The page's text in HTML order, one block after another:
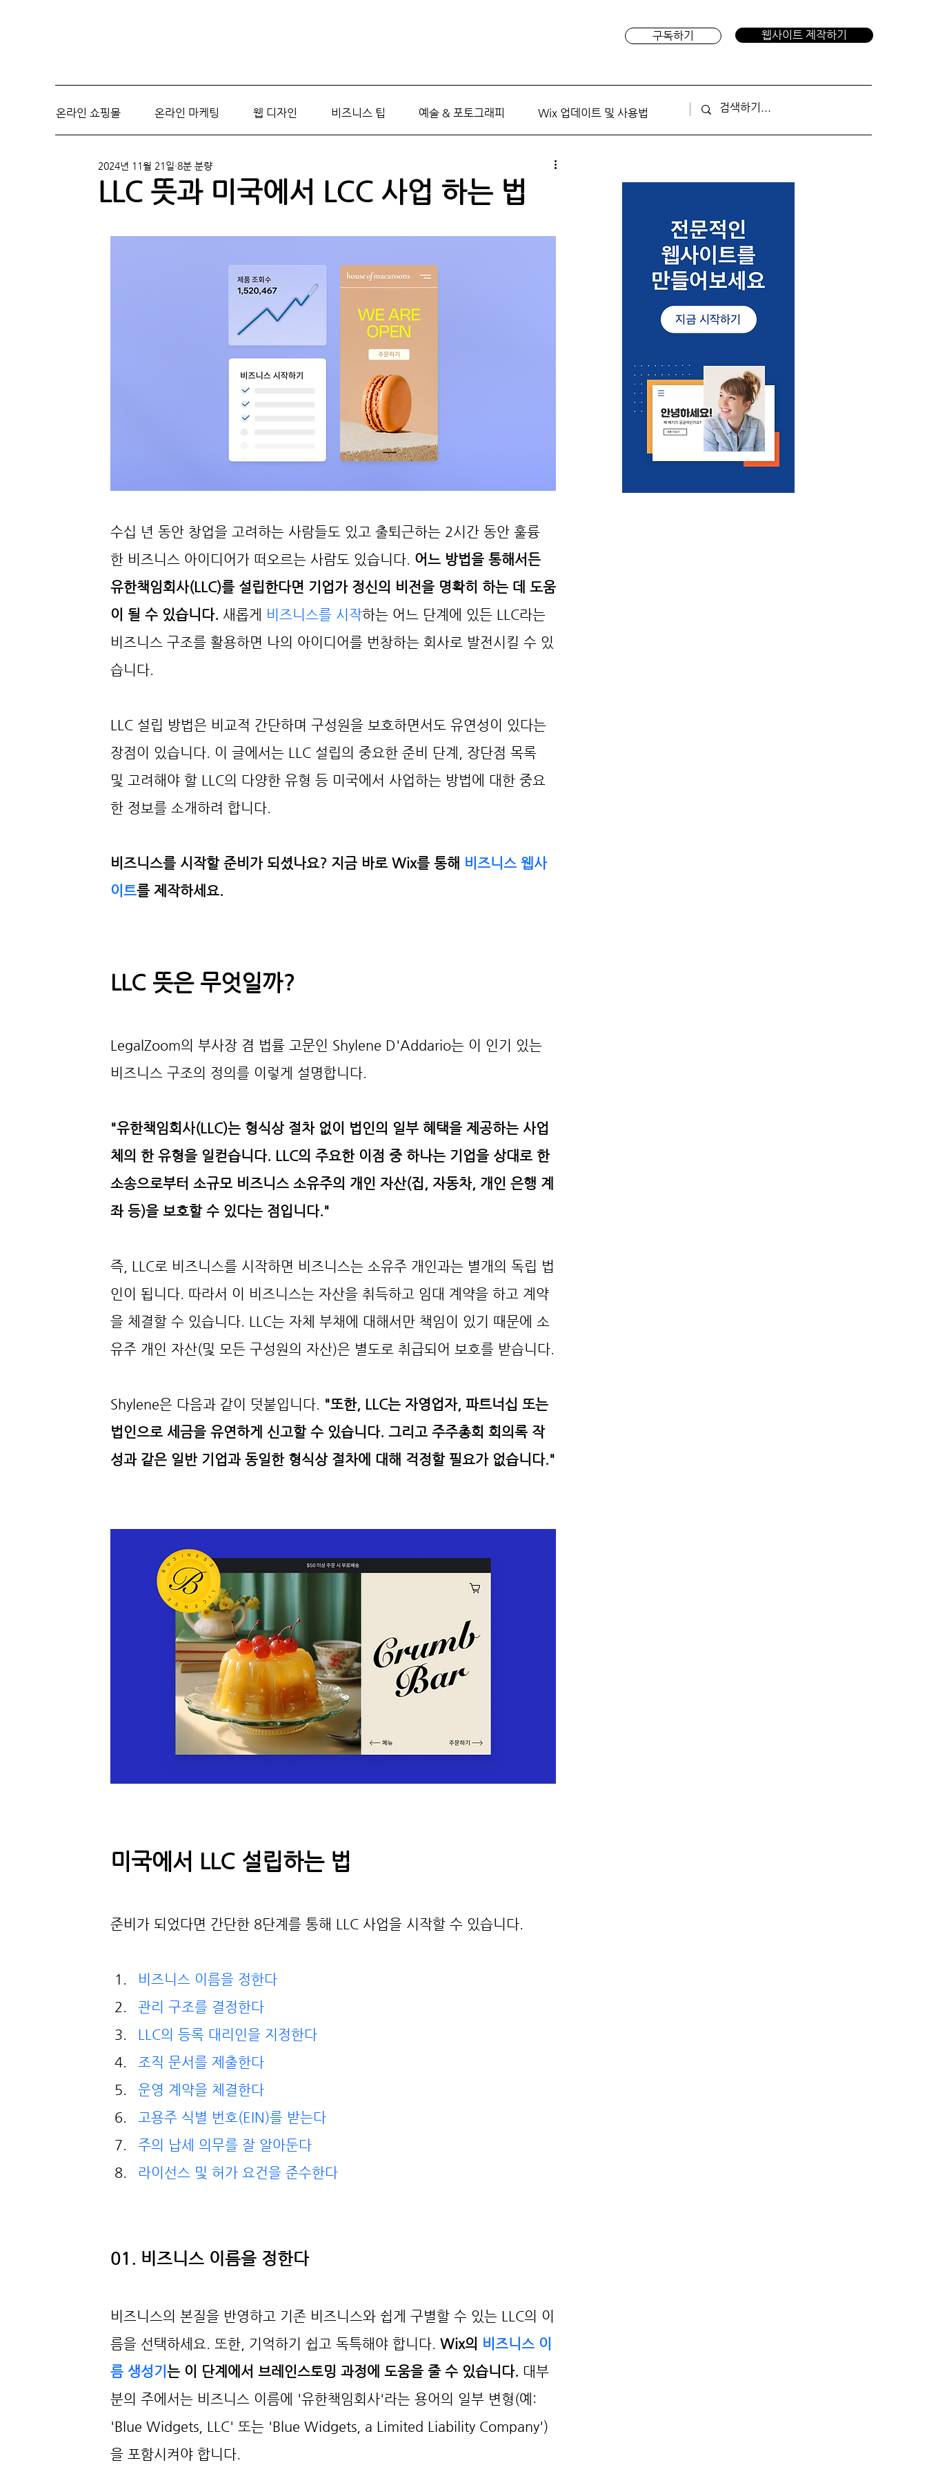
구독하기 웹사이트 제작하기
온라인 쇼핑몰 온라인 마케팅 웹 디자인 비즈니스 팁 예술 & 포토그래피 Wix 업데이트 및 사용법
LLC 뜻과 미국에서 LCC 사업 하는 법
2024년 11월 21일 8분 분량
수십 년 동안 창업을 고려하는 사람들도 있고 출퇴근하는 2시간 동안 훌륭
한 비즈니스 아이디어가 떠오르는 사람도 있습니다. 어느 방법을 통해서든
유한책임회사(LLC)를 설립한다면 기업가 정신의 비전을 명확히 하는 데 도움
이 될 수 있습니다. 새롭게 비즈니스를 시작하는 어느 단계에 있든 LLC라는
비즈니스 구조를 활용하면 나의 아이디어를 번창하는 회사로 발전시킬 수 있
습니다.
LLC 설립 방법은 비교적 간단하며 구성원을 보호하면서도 유연성이 있다는
장점이 있습니다. 이 글에서는 LLC 설립의 중요한 준비 단계, 장단점 목록
및 고려해야 할 LLC의 다양한 유형 등 미국에서 사업하는 방법에 대한 중요
한 정보를 소개하려 합니다.
비즈니스를 시작할 준비가 되셨나요? 지금 바로 Wix를 통해 비즈니스 웹사
이트를 제작하세요.
LLC 뜻은 무엇일까?
LegalZoom의 부사장 겸 법률 고문인 Shylene D'Addario는 이 인기 있는
비즈니스 구조의 정의를 이렇게 설명합니다.
"유한책임회사(LLC)는 형식상 절차 없이 법인의 일부 혜택을 제공하는 사업
체의 한 유형을 일컫습니다. LLC의 주요한 이점 중 하나는 기업을 상대로 한
소송으로부터 소규모 비즈니스 소유주의 개인 자산(집, 자동차, 개인 은행 계
좌 등)을 보호할 수 있다는 점입니다."
즉, LLC로 비즈니스를 시작하면 비즈니스는 소유주 개인과는 별개의 독립 법
인이 됩니다. 따라서 이 비즈니스는 자산을 취득하고 임대 계약을 하고 계약
을 체결할 수 있습니다. LLC는 자체 부채에 대해서만 책임이 있기 때문에 소
유주 개인 자산(및 모든 구성원의 자산)은 별도로 취급되어 보호를 받습니다.
Shylene은 다음과 같이 덧붙입니다. "또한, LLC는 자영업자, 파트너십 또는
법인으로 세금을 유연하게 신고할 수 있습니다. 그리고 주주총회 회의록 작
성과 같은 일반 기업과 동일한 형식상 절차에 대해 걱정할 필요가 없습니다."
미국에서 LLC 설립하는 법
준비가 되었다면 간단한 8단계를 통해 LLC 사업을 시작할 수 있습니다.
비즈니스 이름을 정한다
관리 구조를 결정한다
LLC의 등록 대리인을 지정한다
조직 문서를 제출한다
운영 계약을 체결한다
고용주 식별 번호(EIN)를 받는다
주의 납세 의무를 잘 알아둔다
라이선스 및 허가 요건을 준수한다
01. 비즈니스 이름을 정한다
비즈니스의 본질을 반영하고 기존 비즈니스와 쉽게 구별할 수 있는 LLC의 이
름을 선택하세요. 또한, 기억하기 쉽고 독특해야 합니다. Wix의 비즈니스 이
름 생성기 는 이 단계에서 브레인스토밍 과정에 도움을 줄 수 있습니다. 대부
분의 주에서는 비즈니스 이름에 '유한책임회사'라는 용어의 일부 변형(예:
'Blue Widgets, LLC' 또는 'Blue Widgets, a Limited Liability Company')
을 포함시켜야 합니다.